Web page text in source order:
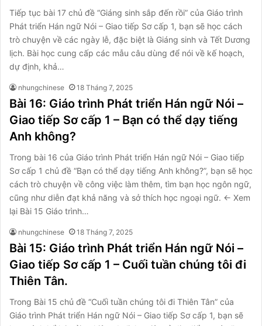
Tiếp tục bài 17 chủ đề “Giáng sinh sắp đến rồi” của Giáo trình
Phát triển Hán ngữ Nói – Giao tiếp Sơ cấp 1, bạn sẽ học cách
trò chuyện về các ngày lễ, đặc biệt là Giáng sinh và Tết Dương
lịch. Bài học cung cấp các mẫu câu dùng để nói về kế hoạch,
dự định, khả…
nhungchinese 18 Tháng 7, 2025
Bài 16: Giáo trình Phát triển Hán ngữ Nói –
Giao tiếp Sơ cấp 1 – Bạn có thể dạy tiếng
Anh không?
Trong bài 16 của Giáo trình Phát triển Hán ngữ Nói – Giao tiếp
Sơ cấp 1 chủ đề “Bạn có thể dạy tiếng Anh không?”, bạn sẽ học
cách trò chuyện về công việc làm thêm, tìm bạn học ngôn ngữ,
cũng như diễn đạt khả năng và sở thích học ngoại ngữ. ← Xem
lại Bài 15 Giáo trình…
nhungchinese 18 Tháng 7, 2025
Bài 15: Giáo trình Phát triển Hán ngữ Nói –
Giao tiếp Sơ cấp 1 – Cuối tuần chúng tôi đi
Thiên Tân.
Trong Bài 15 chủ đề “Cuối tuần chúng tôi đi Thiên Tân” của
Giáo trình Phát triển Hán ngữ Nói – Giao tiếp Sơ cấp 1, bạn sẽ